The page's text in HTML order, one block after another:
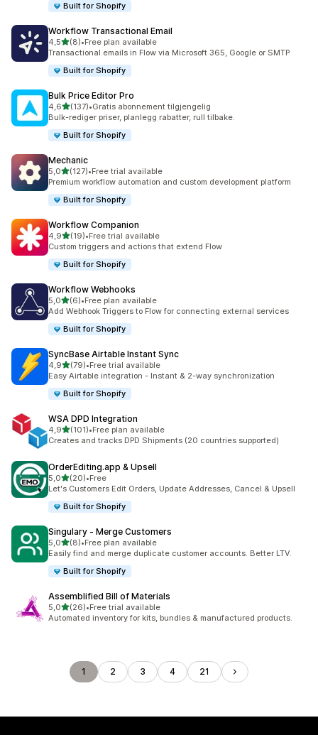
Built for Shopify
Workflow Transactional Email
4,5av 5 stjerner
(8)
Totalt 8 omtaler
•Free plan available
Transactional emails in Flow via Microsoft 365, Google or SMTP
Built for Shopify
Bulk Price Editor Pro
4,6av 5 stjerner
(137)
Totalt 137 omtaler
•Gratis abonnement tilgjengelig
Bulk-rediger priser, planlegg rabatter, rull tilbake.
Built for Shopify
Mechanic
5,0av 5 stjerner
(127)
Totalt 127 omtaler
•Free trial available
Premium workflow automation and custom development platform
Built for Shopify
Workflow Companion
4,9av 5 stjerner
(19)
Totalt 19 omtaler
•Free trial available
Custom triggers and actions that extend Flow
Built for Shopify
Workflow Webhooks
5,0av 5 stjerner
(6)
Totalt 6 omtaler
•Free plan available
Add Webhook Triggers to Flow for connecting external services
Built for Shopify
SyncBase Airtable Instant Sync
4,9av 5 stjerner
(79)
Totalt 79 omtaler
•Free trial available
Easy Airtable integration - Instant & 2-way synchronization
Built for Shopify
WSA DPD Integration
4,9av 5 stjerner
(101)
Totalt 101 omtaler
•Free plan available
Creates and tracks DPD Shipments (20 countries supported)
OrderEditing.app & Upsell
5,0av 5 stjerner
(20)
Totalt 20 omtaler
•Free
Let's Customers Edit Orders, Update Addresses, Cancel & Upsell
Built for Shopify
Singulary ‑ Merge Customers
5,0av 5 stjerner
(8)
Totalt 8 omtaler
•Free plan available
Easily find and merge duplicate customer accounts. Better LTV.
Built for Shopify
Assemblified Bill of Materials
5,0av 5 stjerner
(26)
Totalt 26 omtaler
•Free trial available
Automated inventory for kits, bundles & manufactured products.
1 2 3 4 21